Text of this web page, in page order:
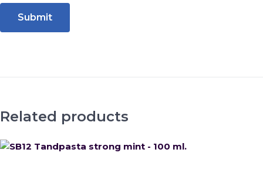
Related products